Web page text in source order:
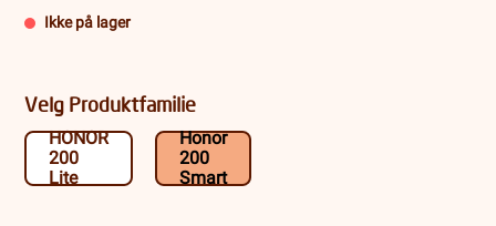
Ikke på lager
Velg Produktfamilie
HONOR
200
Lite
Honor
200
Smart